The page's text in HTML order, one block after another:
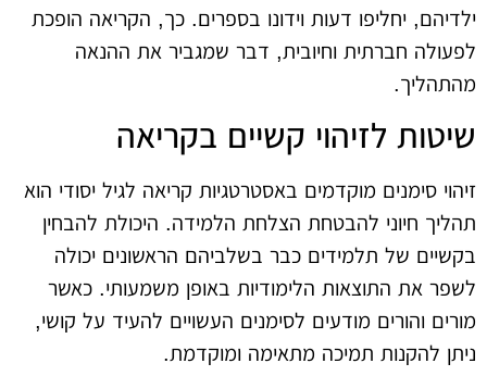
ילדיהם, יחליפו דעות וידונו בספרים. כך, הקריאה הופכת
לפעולה חברתית וחיובית, דבר שמגביר את ההנאה
מהתהליך.
שיטות לזיהוי קשיים בקריאה
זיהוי סימנים מוקדמים באסטרטגיות קריאה לגיל יסודי הוא
תהליך חיוני להבטחת הצלחת הלמידה. היכולת להבחין
בקשיים של תלמידים כבר בשלביהם הראשונים יכולה
לשפר את התוצאות הלימודיות באופן משמעותי. כאשר
מורים והורים מודעים לסימנים העשויים להעיד על קושי,
ניתן להקנות תמיכה מתאימה ומוקדמת.